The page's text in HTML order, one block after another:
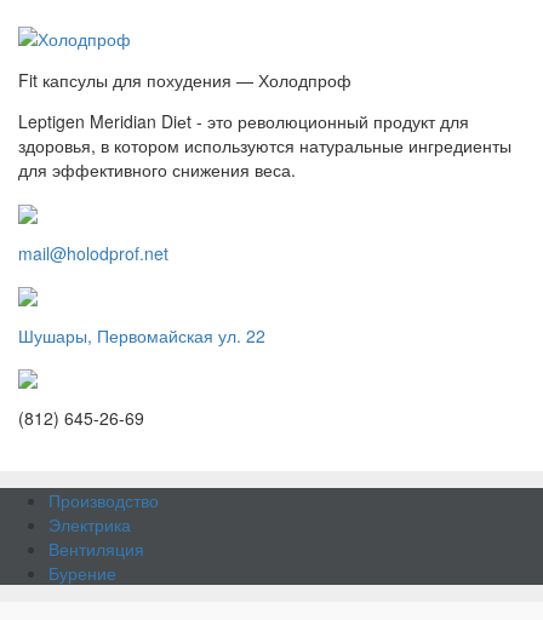
Fit капсулы для похудения — Холодпроф
Leptigen Meridian Diеt - это революционный продукт для
здоровья, в котором используются натуральные ингредиенты
для эффективного снижения веса.
mail@holodprof.net
Шушары, Первомайская ул. 22
(812) 645-26-69
Производство
Электрика
Вентиляция
Бурение